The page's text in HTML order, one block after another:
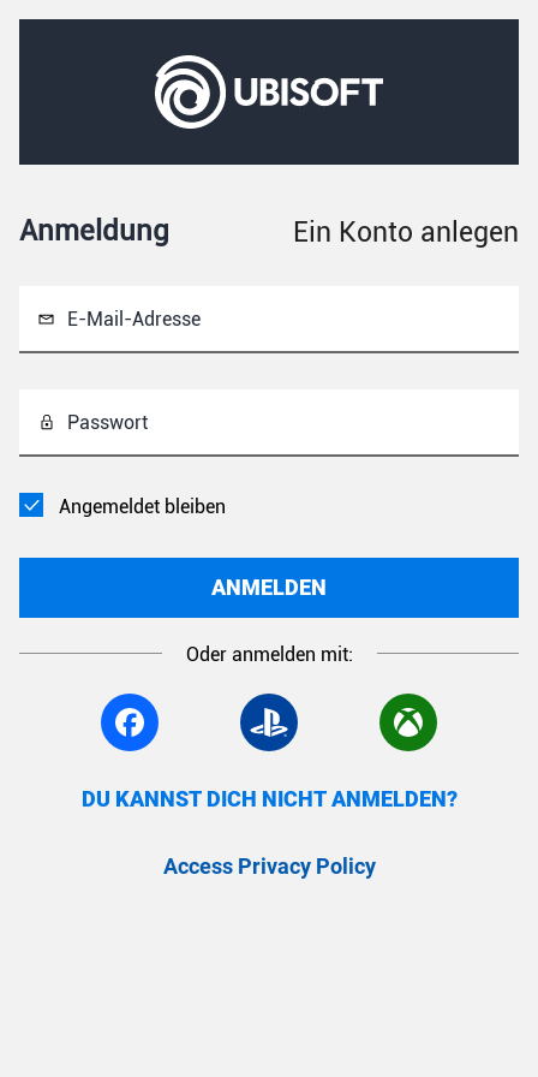
Anmeldung Ein Konto anlegen
E-Mail-Adresse
Passwort
Angemeldet bleiben
ANMELDEN
Oder anmelden mit:
DU KANNST DICH NICHT ANMELDEN?
Access Privacy Policy